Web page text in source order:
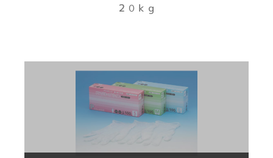
２０ｋｇ